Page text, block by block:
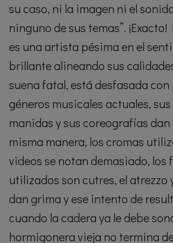
su caso, ni la imagen ni el
ninguno de sus temas”.
es una artista pésima en el
brillante alineando sus
suena fatal, está desfasada con
géneros musicales actuales,
manidas y sus coreografías
misma manera, los cromas
videos se notan demasiado, los
utilizados son cutres, el atrezzo
dan grima y ese intento de
cuando la cadera ya le debe
hormigonera vieja no termina